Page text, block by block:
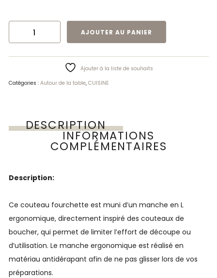
QUANTITÉ DE COUTEAU FOURCHETTE EN L
AJOUTER AU PANIER
Ajouter à la liste de souhaits
Catégories : Autour de la table, CUISINE
DESCRIPTION
INFORMATIONS
COMPLÉMENTAIRES
Description:
Ce couteau fourchette est muni d’un manche en L
ergonomique, directement inspiré des couteaux de
boucher, qui permet de limiter l’effort de découpe ou
d’utilisation. Le manche ergonomique est réalisé en
matériau antidérapant afin de ne pas glisser lors de vos
préparations.